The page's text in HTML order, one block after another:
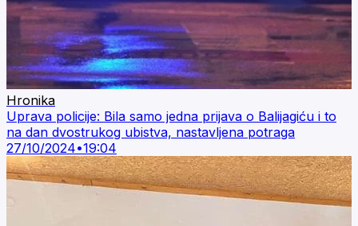
Hronika
Uprava policije: Bila samo jedna prijava o Balijagiću i to
na dan dvostrukog ubistva, nastavljena potraga
27/10/2024•19:04